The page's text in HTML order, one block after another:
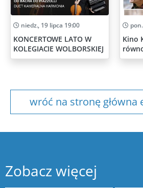
niedz., 19 lipca 19:00
KONCERTOWE LATO W
KOLEGIACIE WOLBORSKIEJ
Kino
wróć na stronę główna
Zobacz więcej